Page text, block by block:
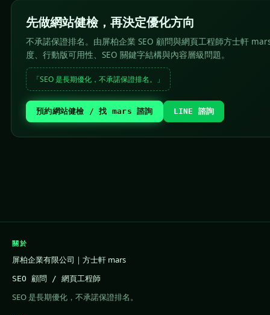
先做網站健檢，再決定優化方向
不承諾保證排名。由屏柏企業 SEO 顧問與網頁工程師方士軒
度、行動版可用性、SEO 關鍵字結構與內容層級問題。
「SEO 是長期優化，不承諾保證排名。」
預約網站健檢 / 找 mars 諮詢 LINE 諮詢
關於
屏柏企業有限公司｜方士軒 mars
SEO 顧問 / 網頁工程師
SEO 是長期優化，不承諾保證排名。